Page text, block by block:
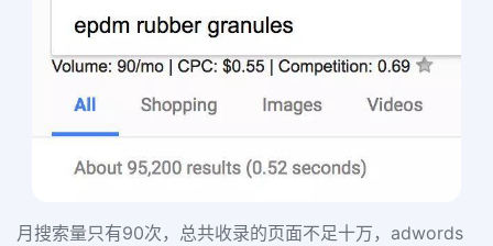
月搜索量只有90次，总共收录的页面不足十万，adwords